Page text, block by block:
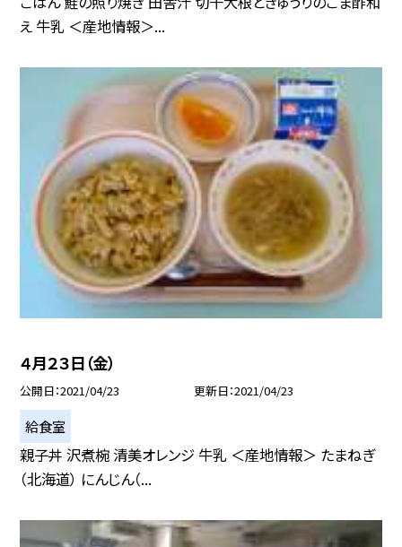
え 牛乳 ＜産地情報＞...
４月２３日（金）
公開日 2021/04/23 更新日 2021/04/23
給食室
親子丼 沢煮椀 清美オレンジ 牛乳 ＜産地情報＞ たまねぎ
（北海道） にんじん（...